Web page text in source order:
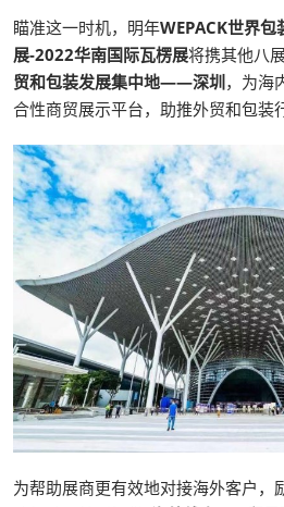
瞄准这一时机，明年WEPACK世界包
展-2022华南国际瓦楞展将携其他八
贸和包装发展集中地——深圳 ，为海
合性商贸展示平台，助推外贸和包装
为帮助展商更有效地对接海外客户，